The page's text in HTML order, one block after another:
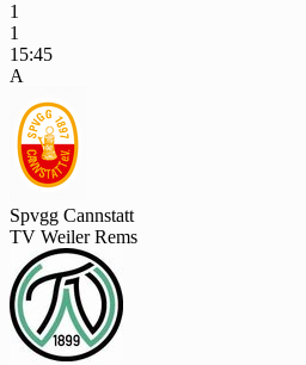
1
1
15:45
A
Spvgg Cannstatt
TV Weiler Rems